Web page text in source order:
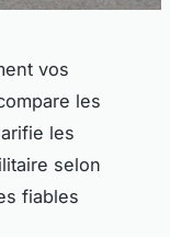
vos
les
les
selon
fiables